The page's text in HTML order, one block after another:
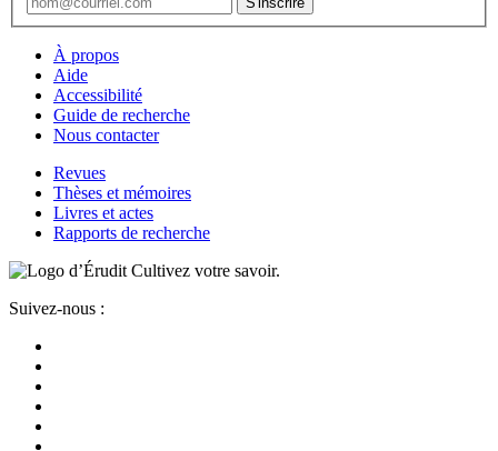
À propos
Aide
Accessibilité
Guide de recherche
Nous contacter
Revues
Thèses et mémoires
Livres et actes
Rapports de recherche
Cultivez votre savoir.
Suivez-nous :